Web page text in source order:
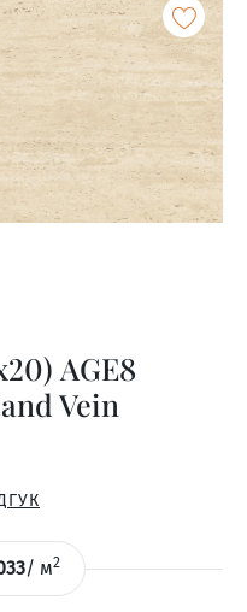
AGE8
Vein
/ м2